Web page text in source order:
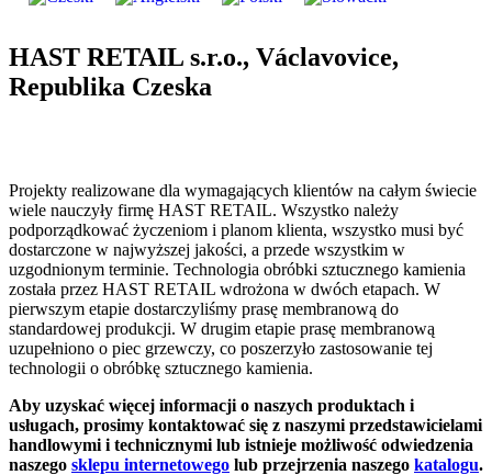
HAST RETAIL s.r.o., Václavovice,
Republika Czeska
Projekty realizowane dla wymagających klientów na całym świecie
wiele nauczyły firmę HAST RETAIL. Wszystko należy
podporządkować życzeniom i planom klienta, wszystko musi być
dostarczone w najwyższej jakości, a przede wszystkim w
uzgodnionym terminie. Technologia obróbki sztucznego kamienia
została przez HAST RETAIL wdrożona w dwóch etapach. W
pierwszym etapie dostarczyliśmy prasę membranową do
standardowej produkcji. W drugim etapie prasę membranową
uzupełniono o piec grzewczy, co poszerzyło zastosowanie tej
technologii o obróbkę sztucznego kamienia.
Aby uzyskać więcej informacji o naszych produktach i
usługach, prosimy kontaktować się z naszymi przedstawicielami
handlowymi i technicznymi lub istnieje możliwość odwiedzenia
naszego sklepu internetowego lub przejrzenia naszego katalogu.